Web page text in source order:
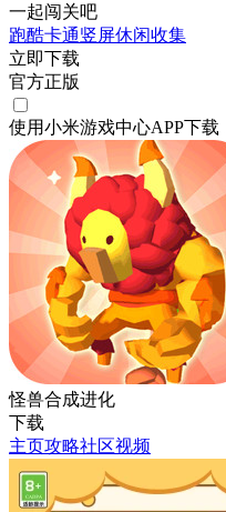
一起闯关吧
跑酷卡通竖屏休闲收集
立即下载
官方正版
使用小米游戏中心APP下载
怪兽合成进化
下载
主页攻略社区视频